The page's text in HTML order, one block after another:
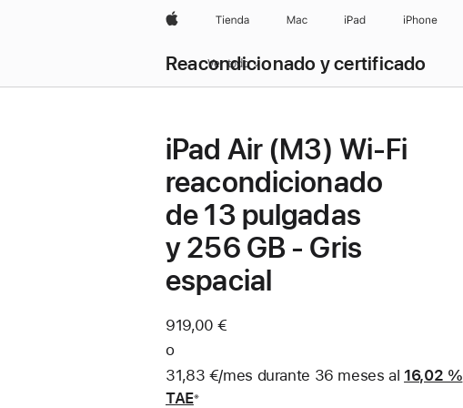
AppleTienda Mac iPad iPhone
Reacondicionado y certificado
Ver todo
iPad Air (M3) Wi-Fi
reacondicionado
de 13 pulgadas
y 256 GB - Gris
espacial
919,00 €
o
31,83 €/mes durante 36 meses al 16,02 %
TAE※